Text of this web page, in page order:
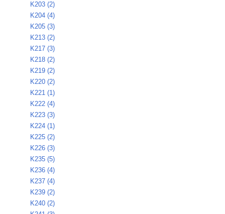
K203 (2)
K204 (4)
K205 (3)
K213 (2)
K217 (3)
K218 (2)
K219 (2)
K220 (2)
K221 (1)
K222 (4)
K223 (3)
K224 (1)
K225 (2)
K226 (3)
K235 (5)
K236 (4)
K237 (4)
K239 (2)
K240 (2)